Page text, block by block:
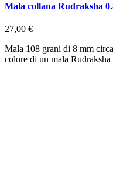
Mala collana Rudraksha
27,00 €
Mala 108 grani di 8 mm
colore di un mala Rudraksha